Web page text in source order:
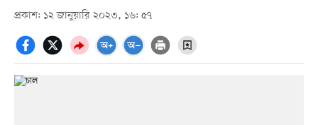
প্রকাশ: ১২ জানুয়ারি ২০২৩, ১৬: ৫৭